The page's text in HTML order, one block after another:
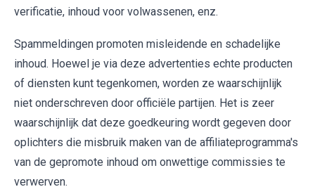
verificatie, inhoud voor volwassenen, enz.
Spammeldingen promoten misleidende en schadelijke
inhoud. Hoewel je via deze advertenties echte producten
of diensten kunt tegenkomen, worden ze waarschijnlijk
niet onderschreven door officiële partijen. Het is zeer
waarschijnlijk dat deze goedkeuring wordt gegeven door
oplichters die misbruik maken van de affiliateprogramma's
van de gepromote inhoud om onwettige commissies te
verwerven.